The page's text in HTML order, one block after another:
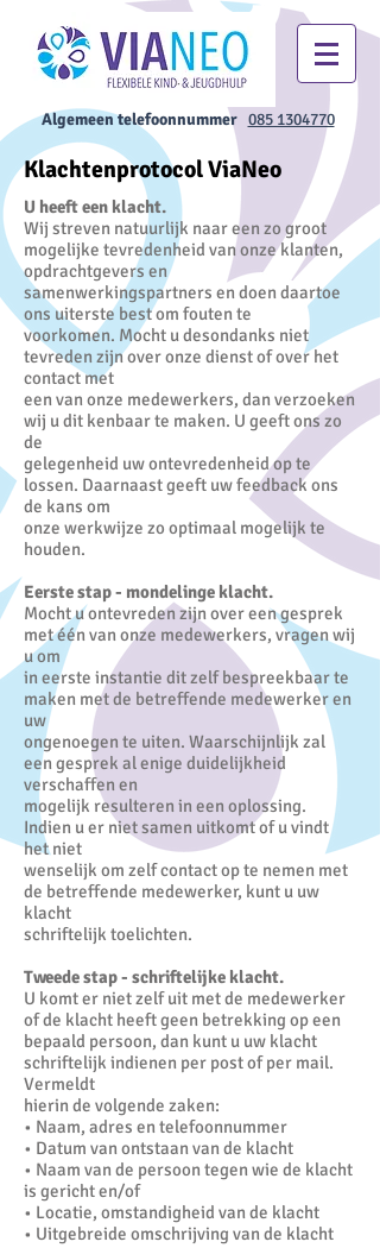
Algemeen telefoonnummer 085 1304770
Klachtenprotocol ViaNeo
U heeft een klacht.
Wij streven natuurlijk naar een zo groot
mogelijke tevredenheid van onze klanten,
opdrachtgevers en
samenwerkingspartners en doen daartoe
ons uiterste best om fouten te
voorkomen. Mocht u desondanks niet
tevreden zijn over onze dienst of over het
contact met
een van onze medewerkers, dan verzoeken
wij u dit kenbaar te maken. U geeft ons zo
de
gelegenheid uw ontevredenheid op te
lossen. Daarnaast geeft uw feedback ons
de kans om
onze werkwijze zo optimaal mogelijk te
houden.
Eerste stap - mondelinge klacht.
Mocht u ontevreden zijn over een gesprek
met één van onze medewerkers, vragen wij
u om
in eerste instantie dit zelf bespreekbaar te
maken met de betreffende medewerker en
uw
ongenoegen te uiten. Waarschijnlijk zal
een gesprek al enige duidelijkheid
verschaffen en
mogelijk resulteren in een oplossing.
Indien u er niet samen uitkomt of u vindt
het niet
wenselijk om zelf contact op te nemen met
de betreffende medewerker, kunt u uw
klacht
schriftelijk toelichten.
Tweede stap - schriftelijke klacht.
U komt er niet zelf uit met de medewerker
of de klacht heeft geen betrekking op een
bepaald persoon, dan kunt u uw klacht
schriftelijk indienen per post of per mail.
Vermeldt
hierin de volgende zaken:
• Naam, adres en telefoonnummer
• Datum van ontstaan van de klacht
• Naam van de persoon tegen wie de klacht
is gericht en/of
• Locatie, omstandigheid van de klacht
• Uitgebreide omschrijving van de klacht